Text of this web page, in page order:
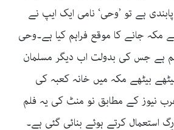
ہے تو ’وحی‘ نامی ایک ایپ نے
مکہ جانے کا موقع فراہم کیا ہے۔وحی
ہے جس کی بدولت اب دیگر مسلمان
بیٹھے مکہ میں خانہ کعبہ کی
نیوز کے مطابق نو منٹ کی یہ فلم
استعمال کرتے ہوئے بنائی گئی ہے۔